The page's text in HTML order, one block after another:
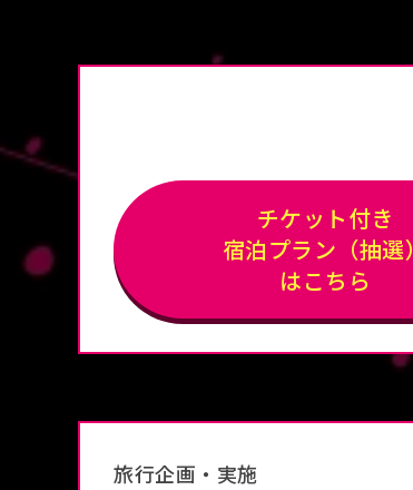
チケット付き
宿泊プラン（抽選）
はこちら
旅行企画・実施